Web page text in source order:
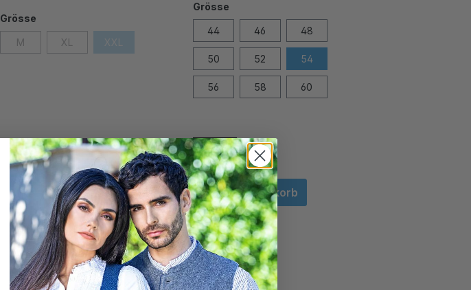
Grösse
M XL XXL
Grösse
44 46 48
50 52 54
56 58 60
In den Warenkorb